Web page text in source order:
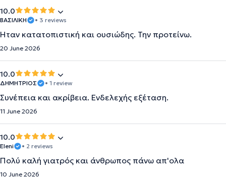
10.0
ΒΑΣΙΛΙΚΗ • 3 reviews
Ήταν κατατοπιστική και ουσιώδης. Την προτείνω.
20 June 2026
10.0
ΔΗΜΗΤΡΙΟΣ • 1 review
Συνέπεια και ακρίβεια. Ενδελεχής εξέταση.
11 June 2026
10.0
Eleni • 2 reviews
Πολύ καλή γιατρός και άνθρωπος πάνω απ'ολα
10 June 2026